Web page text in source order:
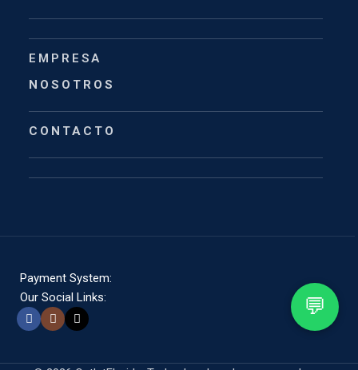
EMPRESA
NOSOTROS
CONTACTO
Payment System:
Our Social Links:
💬